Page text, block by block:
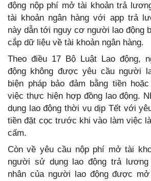
động nộp phí mở tài khoản trả
tài khoản ngân hàng với app trả
này dẫn tới nguy cơ người lao động
cắp dữ liệu về tài khoản ngân hàng.
Theo điều 17 Bộ Luật Lao động,
động không được yêu cầu người
biện pháp bảo đảm bằng tiền
việc thực hiện hợp đồng lao động.
dụng lao động thời vụ dịp Tết với
tiền đặt cọc trước khi vào làm việc
cấm.
Còn về yêu cầu nộp phí mở tài
người sử dụng lao động trả
nhân của người lao động được